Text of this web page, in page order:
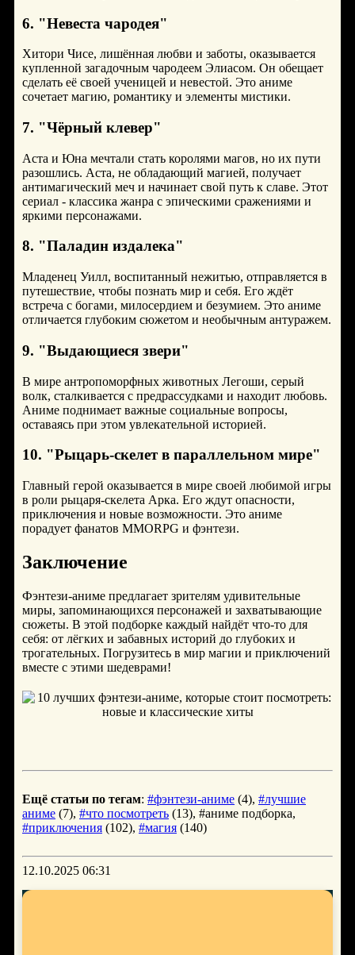
6. "Невеста чародея"
Хитори Чисе, лишённая любви и заботы, оказывается
купленной загадочным чародеем Элиасом. Он обещает
сделать её своей ученицей и невестой. Это аниме
сочетает магию, романтику и элементы мистики.
7. "Чёрный клевер"
Аста и Юна мечтали стать королями магов, но их пути
разошлись. Аста, не обладающий магией, получает
антимагический меч и начинает свой путь к славе. Этот
сериал - классика жанра с эпическими сражениями и
яркими персонажами.
8. "Паладин издалека"
Младенец Уилл, воспитанный нежитью, отправляется в
путешествие, чтобы познать мир и себя. Его ждёт
встреча с богами, милосердием и безумием. Это аниме
отличается глубоким сюжетом и необычным антуражем.
9. "Выдающиеся звери"
В мире антропоморфных животных Легоши, серый
волк, сталкивается с предрассудками и находит любовь.
Аниме поднимает важные социальные вопросы,
оставаясь при этом увлекательной историей.
10. "Рыцарь-скелет в параллельном мире"
Главный герой оказывается в мире своей любимой игры
в роли рыцаря-скелета Арка. Его ждут опасности,
приключения и новые возможности. Это аниме
порадует фанатов MMORPG и фэнтези.
Заключение
Фэнтези-аниме предлагает зрителям удивительные
миры, запоминающихся персонажей и захватывающие
сюжеты. В этой подборке каждый найдёт что-то для
себя: от лёгких и забавных историй до глубоких и
трогательных. Погрузитесь в мир магии и приключений
вместе с этими шедеврами!
Ещё статьи по тегам: #фэнтези-аниме (4), #лучшие
аниме (7), #что посмотреть (13), #аниме подборка,
#приключения (102), #магия (140)
12.10.2025 06:31